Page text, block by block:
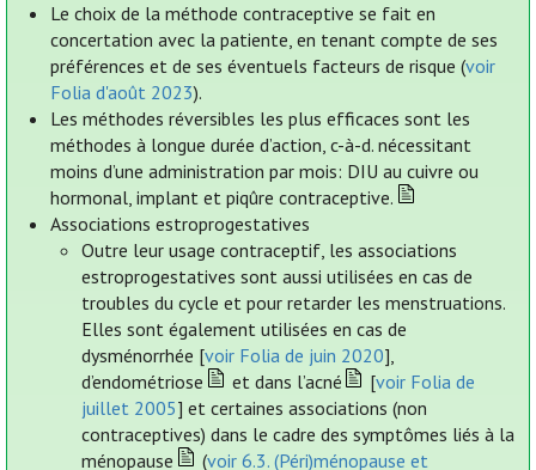
Le choix de la méthode contraceptive se fait en
concertation avec la patiente, en tenant compte de ses
préférences et de ses éventuels facteurs de risque (voir
Folia d'août 2023).
Les méthodes réversibles les plus efficaces sont les
méthodes à longue durée d’action, c-à-d. nécessitant
moins d’une administration par mois: DIU au cuivre ou
hormonal, implant et piqûre contraceptive.
Associations estroprogestatives
Outre leur usage contraceptif, les associations
estroprogestatives sont aussi utilisées en cas de
troubles du cycle et pour retarder les menstruations.
Elles sont également utilisées en cas de
dysménorrhée [voir Folia de juin 2020],
d’endométriose
et dans l’acné [voir Folia de
juillet 2005] et certaines associations (non
contraceptives) dans le cadre des symptômes liés à la
ménopause
(voir 6.3. (Péri)ménopause et